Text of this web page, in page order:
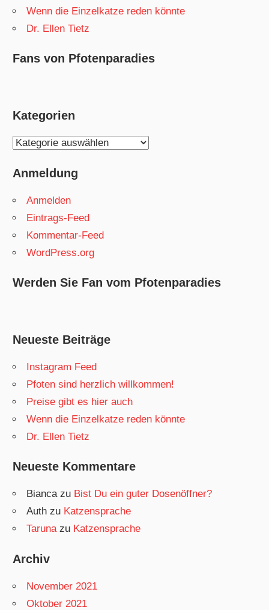
Wenn die Einzelkatze reden könnte
Dr. Ellen Tietz
Fans von Pfotenparadies
Kategorien
Kategorien
Anmeldung
Anmelden
Eintrags-Feed
Kommentar-Feed
WordPress.org
Werden Sie Fan vom Pfotenparadies
Neueste Beiträge
Instagram Feed
Pfoten sind herzlich willkommen!
Preise gibt es hier auch
Wenn die Einzelkatze reden könnte
Dr. Ellen Tietz
Neueste Kommentare
Biancazu Bist Du ein guter Dosenöffner?
Auth zu Katzensprache
Tarunazu Katzensprache
Archiv
November 2021
Oktober 2021